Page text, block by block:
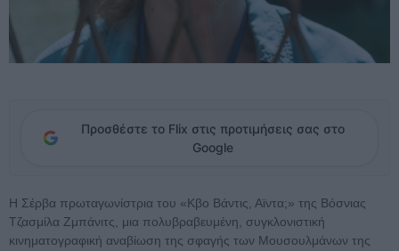
Προσθέστε το Flix στις προτιμήσεις σας στο
Google
Η Σέρβα πρωταγωνίστρια του «Κβο Βάντις, Αϊντα;» της Βόσνιας
Τζασμίλα Ζμπάνιτς, μια πολυβραβευμένη, συγκλονιστική
κινηματογραφική αναβίωση της σφαγής των Μουσουλμάνων της